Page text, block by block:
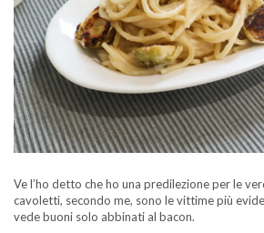
Ve l’ho detto che ho una predilezione per le
cavoletti, secondo me, sono le vittime più
vede buoni solo abbinati al bacon.